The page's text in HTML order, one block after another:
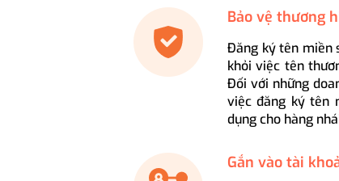
Bảo vệ thương
Đăng ký tên miền
khỏi việc tên
Đối với những
việc đăng ký tên
dụng cho hàng
Gắn vào tài